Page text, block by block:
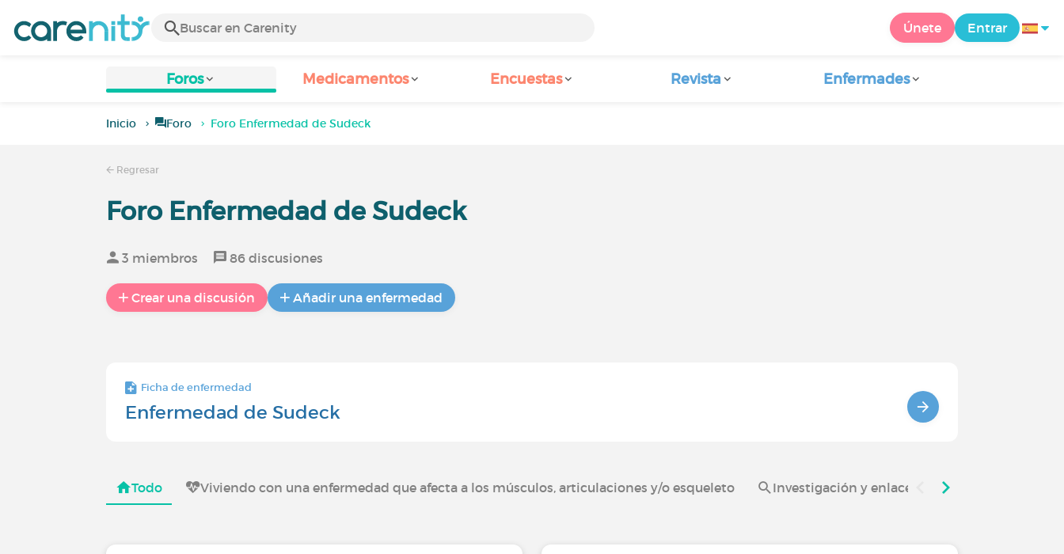
Únete Entrar
Foros Medicamentos Encuestas Revista Enfermades
Inicio Foro Foro Enfermedad de Sudeck
Regresar
Foro Enfermedad de Sudeck
3 miembros 86 discusiones
Crear una discusión Añadir una enfermedad
Ficha de enfermedad
Enfermedad de Sudeck
Todo Viviendo con una enfermedad que afecta a los músculos, articulaciones y/o esqueleto Investigación y enlaces útiles -